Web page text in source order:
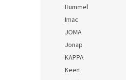
Hummel
Imac
JOMA
Jonap
KAPPA
Keen